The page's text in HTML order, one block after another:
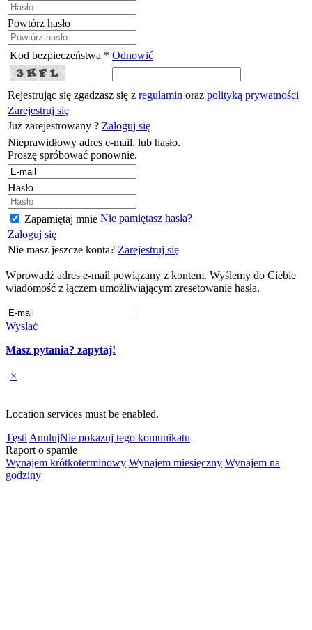
Powtórz hasło
Kod bezpieczeństwa * Odnowić
Rejestrując się zgadzasz się z regulamin oraz polityką prywatności
Zarejestruj się
Już zarejestrowany ? Zaloguj się
Nieprawidłowy adres e-mail. lub hasło.
Proszę spróbować ponownie.
Hasło
Zapamiętaj mnie Nie pamiętasz hasła?
Zaloguj się
Nie masz jeszcze konta? Zarejestruj się
Wprowadź adres e-mail powiązany z kontem. Wyślemy do Ciebie
wiadomość z łączem umożliwiającym zresetowanie hasła.
Wyslać
Masz pytania? zapytaj!
×
Location services must be enabled.
Tęsti AnulujNie pokazuj tego komunikatu
Raport o spamie
Wynajem krótkoterminowy Wynajem miesięczny Wynajem na
godziny